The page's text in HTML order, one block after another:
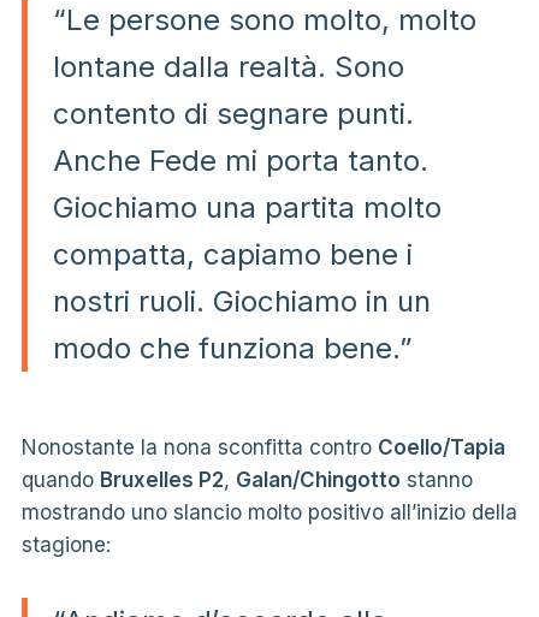
“Le persone sono molto, molto
lontane dalla realtà. Sono
contento di segnare punti.
Anche Fede mi porta tanto.
Giochiamo una partita molto
compatta, capiamo bene i
nostri ruoli. Giochiamo in un
modo che funziona bene.”
Nonostante la nona sconfitta contro Coello/Tapia
quando Bruxelles P2, Galan/Chingotto stanno
mostrando uno slancio molto positivo all’inizio della
stagione: